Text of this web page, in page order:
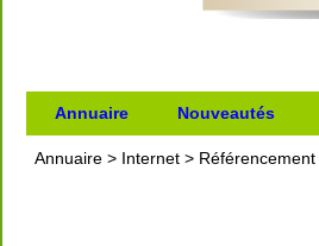
Annuaire Nouveautés
Annuaire > Internet > Référencement